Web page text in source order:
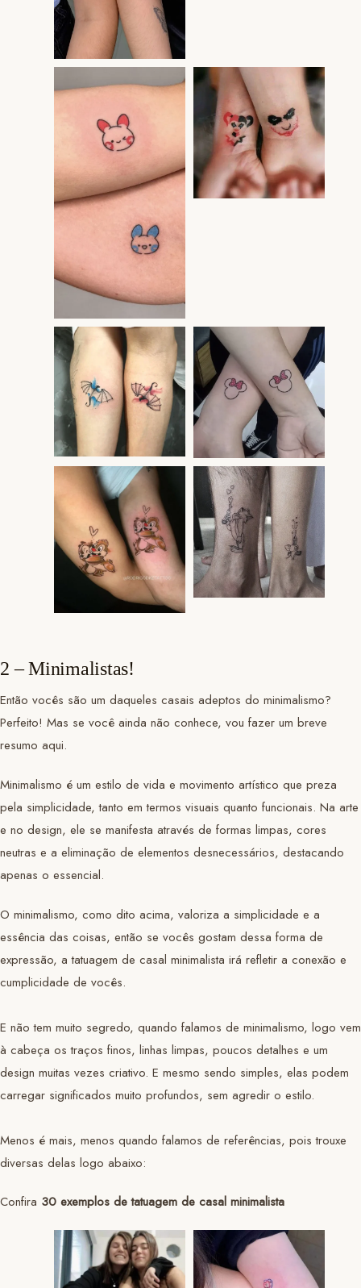
2 – Minimalistas!
Então vocês são um daqueles casais adeptos do minimalismo?
Perfeito! Mas se você ainda não conhece, vou fazer um breve
resumo aqui.
Minimalismo é um estilo de vida e movimento artístico que preza
pela simplicidade, tanto em termos visuais quanto funcionais. Na arte
e no design, ele se manifesta através de formas limpas, cores
neutras e a eliminação de elementos desnecessários, destacando
apenas o essencial.
O minimalismo, como dito acima, valoriza a simplicidade e a
essência das coisas, então se vocês gostam dessa forma de
expressão, a tatuagem de casal minimalista irá refletir a conexão e
cumplicidade de vocês.
E não tem muito segredo, quando falamos de minimalismo, logo vem
à cabeça os traços finos, linhas limpas, poucos detalhes e um
design muitas vezes criativo. E mesmo sendo simples, elas podem
carregar significados muito profundos, sem agredir o estilo.
Menos é mais, menos quando falamos de referências, pois trouxe
diversas delas logo abaixo:
Confira 30 exemplos de tatuagem de casal minimalista